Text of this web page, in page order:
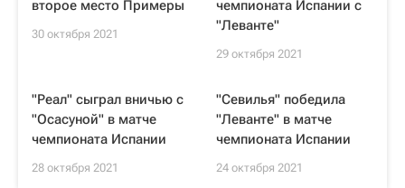
второе место Примеры
30 октября 2021
чемпионата Испании с
"Леванте"
29 октября 2021
"Реал" сыграл вничью с
"Осасуной" в матче
чемпионата Испании
28 октября 2021
"Севилья" победила
"Леванте" в матче
чемпионата Испании
24 октября 2021